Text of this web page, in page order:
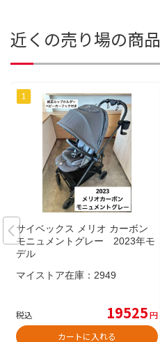
近くの売り場の商品
サイベックス メリオ カーボン
モニュメントグレー 2023年モ
デル
マイストア在庫： 2949
税込 19525円
カートに入れる